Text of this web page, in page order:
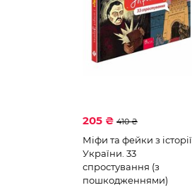
205 ₴ 410 ₴
Міфи та фейки з історії
України. 33
спростування (з
пошкодженнями)